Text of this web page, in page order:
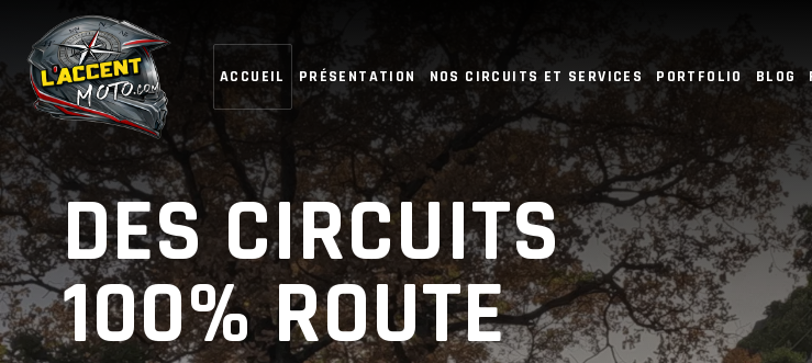
ACCUEIL PRÉSENTATION NOS CIRCUITS ET SERVICES PORTFOLIO BLOG
DES CIRCUITS
100% ROUTE